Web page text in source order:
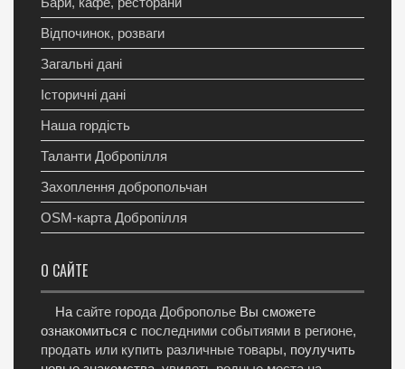
Відпочинок, розваги
Загальні дані
Історичні дані
Наша гордість
Таланти Добропілля
Захоплення добропольчан
OSM-карта Добропілля
О САЙТЕ
На сайте города Доброполье Вы сможете
ознакомиться с последними событиями в регионе,
продать или купить различные товары, поулучить